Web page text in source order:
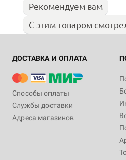
Рекомендуем вам
С этим товаром
ДОСТАВКА И ОПЛАТА
Способы оплаты
Службы доставки
Адреса магазинов